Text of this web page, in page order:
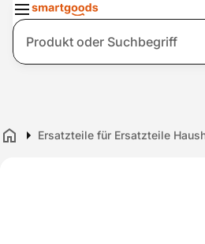
Suche
Home Ersatzteile für Ersatzteile